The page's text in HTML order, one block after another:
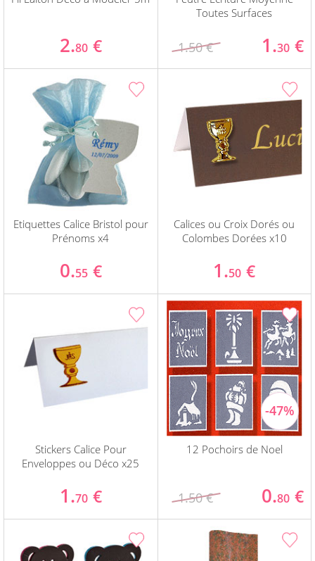
2.80 €
Toutes Surfaces
1.50 € 1.30 €
Etiquettes Calice Bristol pour
Prénoms x4
0.55 €
Calices ou Croix Dorés ou
Colombes Dorées x10
1.50 €
Stickers Calice Pour
Enveloppes ou Déco x25
1.70 €
12 Pochoirs de Noel
1.50 € 0.80 €